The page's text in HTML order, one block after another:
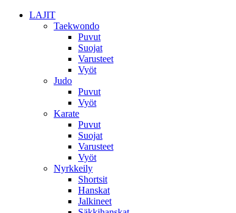
LAJIT
Taekwondo
Puvut
Suojat
Varusteet
Vyöt
Judo
Puvut
Vyöt
Karate
Puvut
Suojat
Varusteet
Vyöt
Nyrkkeily
Shortsit
Hanskat
Jalkineet